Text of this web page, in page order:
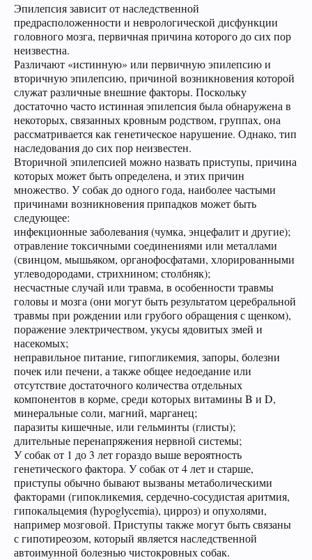
Эпилепсия зависит от наследственной
предрасположенности и неврологической дисфункции
головного мозга, первичная причина которого до сих пор
неизвестна.
Различают «истинную» или первичную эпилепсию и
вторичную эпилепсию, причиной возникновения которой
служат различные внешние факторы. Поскольку
достаточно часто истинная эпилепсия была обнаружена в
некоторых, связанных кровным родством, группах, она
рассматривается как генетическое нарушение. Однако, тип
наследования до сих пор неизвестен.
Вторичной эпилепсией можно назвать приступы, причина
которых может быть определена, и этих причин
множество. У собак до одного года, наиболее частыми
причинами возникновения припадков может быть
следующее:
инфекционные заболевания (чумка, энцефалит и другие);
отравление токсичными соединениями или металлами
(свинцом, мышьяком, органофосфатами, хлорированными
углеводородами, стрихнином; столбняк);
несчастные случай или травма, в особенности травмы
головы и мозга (они могут быть результатом церебральной
травмы при рождении или грубого обращения с щенком),
поражение электричеством, укусы ядовитых змей и
насекомых;
неправильное питание, гипогликемия, запоры, болезни
почек или печени, а также общее недоедание или
отсутствие достаточного количества отдельных
компонентов в корме, среди которых витамины B и D,
минеральные соли, магний, марганец;
паразиты кишечные, или гельминты (глисты);
длительные перенапряжения нервной системы;
У собак от 1 до 3 лет гораздо выше вероятность
генетического фактора. У собак от 4 лет и старше,
приступы обычно бывают вызваны метаболическими
факторами (гипокликемия, сердечно-сосудистая аритмия,
гипокальцемия (hypoglycemia), цирроз) и опухолями,
например мозговой. Приступы также могут быть связаны
с гипотиреозом, который является наследственной
автоимунной болезнью чистокровных собак.